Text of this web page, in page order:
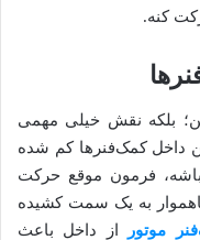
کنه.
بلکه نقش خیلی مهمی
داخل کمک‌فنرها کم شده
فرمون موقع حرکت
به یک سمت کشیده
موتور
از داخل باعث